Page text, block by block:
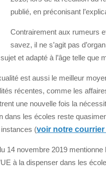
publié, en préconisant
Contrairement aux rumeurs
savez, il ne s’agit pas
et adapté à l’âge telle que
est aussi le meilleur
récentes, comme les
une nouvelle fois la
dans les écoles reste
(voir notre courrier
14 novembre 2019 mentionne
à la dispenser dans les